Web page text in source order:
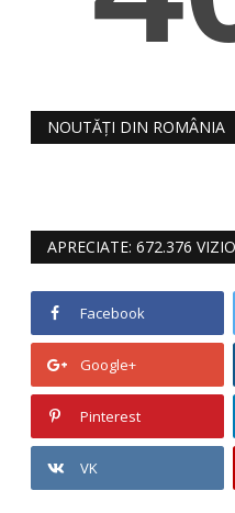
NOUTĂȚI DIN ROMÂNIA
APRECIATE: 672.376
Facebook
Google+
Pinterest
VK